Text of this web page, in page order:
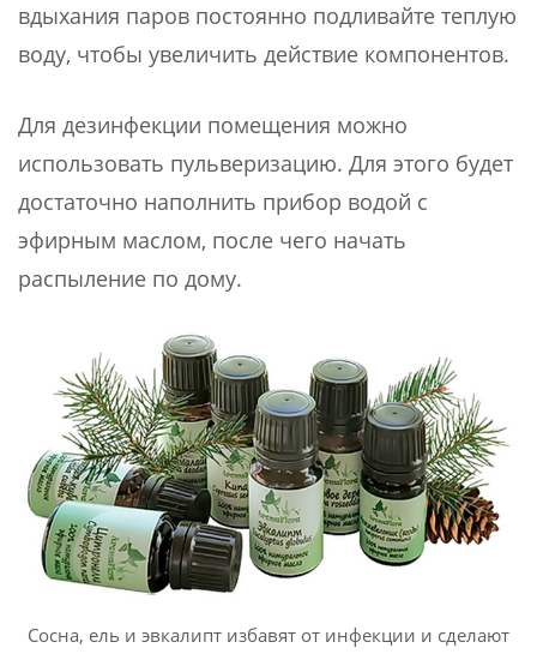
вдыхания паров постоянно подливайте теплую
воду, чтобы увеличить действие компонентов.
Для дезинфекции помещения можно
использовать пульверизацию. Для этого будет
достаточно наполнить прибор водой с
эфирным маслом, после чего начать
распыление по дому.
Сосна, ель и эвкалипт избавят от инфекции и сделают